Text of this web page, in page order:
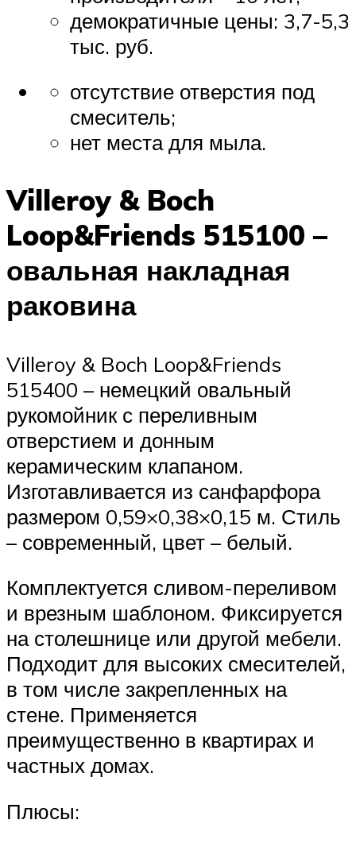
демократичные цены: 3,7-5,3
тыс. руб.
отсутствие отверстия под
смеситель;
нет места для мыла.
Villeroy & Boch
Loop&Friends 515100 –
овальная накладная
раковина
Villeroy & Boch Loop&Friends
515400 – немецкий овальный
рукомойник с переливным
отверстием и донным
керамическим клапаном.
Изготавливается из санфарфора
размером 0,59×0,38×0,15 м. Стиль
– современный, цвет – белый.
Комплектуется сливом-переливом
и врезным шаблоном. Фиксируется
на столешнице или другой мебели.
Подходит для высоких смесителей,
в том числе закрепленных на
стене. Применяется
преимущественно в квартирах и
частных домах.
Плюсы: